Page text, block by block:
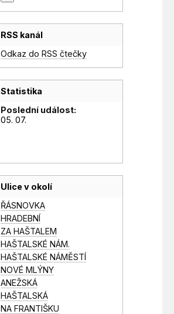
RSS kanál
Odkaz do RSS čtečky
Statistika
Poslední událost:
05. 07.
Ulice v okolí
ŘÁSNOVKA
HRADEBNÍ
ZA HAŠTALEM
HAŠTALSKÉ NÁM.
HAŠTALSKÉ NÁMĚSTÍ
NOVÉ MLÝNY
ANEŽSKÁ
HAŠTALSKÁ
NA FRANTIŠKU